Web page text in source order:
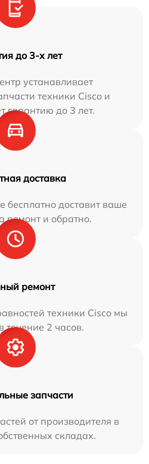
до 3-х лет
устанавливает
техники Cisco и
гарантию до 3 лет.
доставка
бесплатно доставит ваше
ремонт и обратно.
ремонт
техники Cisco мы
течение 2 часов.
запчасти
от производителя в
складах.